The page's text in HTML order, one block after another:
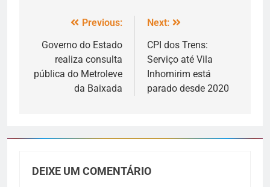
Previous:
Governo do Estado
realiza consulta
pública do Metroleve
da Baixada
Next:
CPI dos Trens:
Serviço até Vila
Inhomirim está
parado desde 2020
DEIXE UM COMENTÁRIO